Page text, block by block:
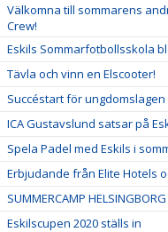
Välkomna till sommarens
Crew!
Eskils Sommarfotbollsskola
Tävla och vinn en Elscooter!
Succéstart för ungdomslagen
ICA Gustavslund satsar på
Spela Padel med Eskils i
Erbjudande från Elite Hotels
SUMMERCAMP HELSINGBORG
Eskilscupen 2020 ställs in